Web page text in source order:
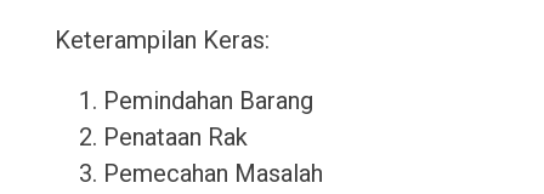
Keterampilan Keras:
Pemindahan Barang
Penataan Rak
Pemecahan Masalah